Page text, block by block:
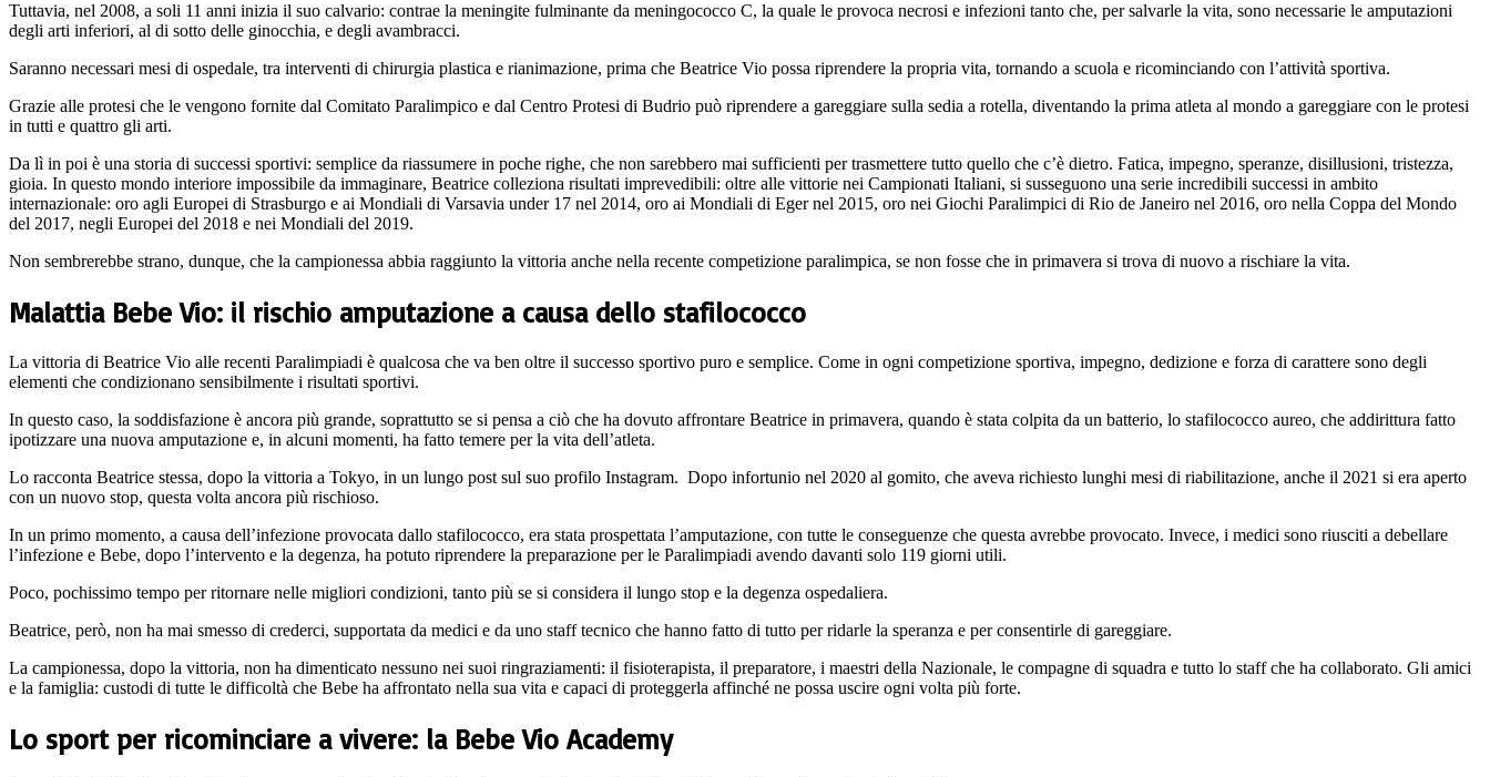
Tuttavia, nel 2008, a soli 11 anni inizia il suo calvario: contrae la meningite fulminante da meningococco C, la quale le provoca necrosi e infezioni tanto che, per salvarle la vita, sono necessarie le amputazioni
degli arti inferiori, al di sotto delle ginocchia, e degli avambracci.
Saranno necessari mesi di ospedale, tra interventi di chirurgia plastica e rianimazione, prima che Beatrice Vio possa riprendere la propria vita, tornando a scuola e ricominciando con l’attività sportiva.
Grazie alle protesi che le vengono fornite dal Comitato Paralimpico e dal Centro Protesi di Budrio può riprendere a gareggiare sulla sedia a rotella, diventando la prima atleta al mondo a gareggiare con le protesi
in tutti e quattro gli arti.
Da lì in poi è una storia di successi sportivi: semplice da riassumere in poche righe, che non sarebbero mai sufficienti per trasmettere tutto quello che c’è dietro. Fatica, impegno, speranze, disillusioni, tristezza,
gioia. In questo mondo interiore impossibile da immaginare, Beatrice colleziona risultati imprevedibili: oltre alle vittorie nei Campionati Italiani, si susseguono una serie incredibili successi in ambito
internazionale: oro agli Europei di Strasburgo e ai Mondiali di Varsavia under 17 nel 2014, oro ai Mondiali di Eger nel 2015, oro nei Giochi Paralimpici di Rio de Janeiro nel 2016, oro nella Coppa del Mondo
del 2017, negli Europei del 2018 e nei Mondiali del 2019.
Non sembrerebbe strano, dunque, che la campionessa abbia raggiunto la vittoria anche nella recente competizione paralimpica, se non fosse che in primavera si trova di nuovo a rischiare la vita.
Malattia Bebe Vio: il rischio amputazione a causa dello stafilococco
La vittoria di Beatrice Vio alle recenti Paralimpiadi è qualcosa che va ben oltre il successo sportivo puro e semplice. Come in ogni competizione sportiva, impegno, dedizione e forza di carattere sono degli
elementi che condizionano sensibilmente i risultati sportivi.
In questo caso, la soddisfazione è ancora più grande, soprattutto se si pensa a ciò che ha dovuto affrontare Beatrice in primavera, quando è stata colpita da un batterio, lo stafilococco aureo, che addirittura fatto
ipotizzare una nuova amputazione e, in alcuni momenti, ha fatto temere per la vita dell’atleta.
Lo racconta Beatrice stessa, dopo la vittoria a Tokyo, in un lungo post sul suo profilo Instagram. Dopo infortunio nel 2020 al gomito, che aveva richiesto lunghi mesi di riabilitazione, anche il 2021 si era aperto
con un nuovo stop, questa volta ancora più rischioso.
In un primo momento, a causa dell’infezione provocata dallo stafilococco, era stata prospettata l’amputazione, con tutte le conseguenze che questa avrebbe provocato. Invece, i medici sono riusciti a debellare
l’infezione e Bebe, dopo l’intervento e la degenza, ha potuto riprendere la preparazione per le Paralimpiadi avendo davanti solo 119 giorni utili.
Poco, pochissimo tempo per ritornare nelle migliori condizioni, tanto più se si considera il lungo stop e la degenza ospedaliera.
Beatrice, però, non ha mai smesso di crederci, supportata da medici e da uno staff tecnico che hanno fatto di tutto per ridarle la speranza e per consentirle di gareggiare.
La campionessa, dopo la vittoria, non ha dimenticato nessuno nei suoi ringraziamenti: il fisioterapista, il preparatore, i maestri della Nazionale, le compagne di squadra e tutto lo staff che ha collaborato. Gli amici
e la famiglia: custodi di tutte le difficoltà che Bebe ha affrontato nella sua vita e capaci di proteggerla affinché ne possa uscire ogni volta più forte.
Lo sport per ricominciare a vivere: la Bebe Vio Academy